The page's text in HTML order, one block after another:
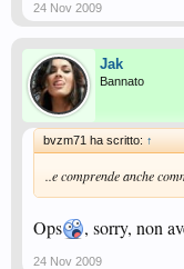
24 Nov 2009
Jak
Bannato
bvzm71 ha scritto: ↑
..e comprende anche
Ops , sorry, non
24 Nov 2009